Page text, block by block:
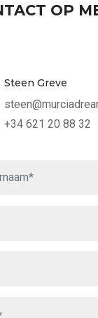
OP
Steen Greve
+34 621 20 88 32